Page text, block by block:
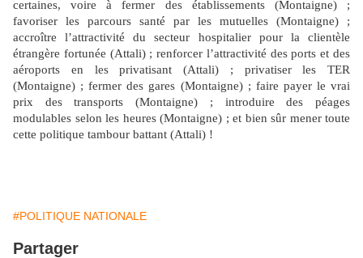
certaines, voire à fermer des établissements (Montaigne) ;
favoriser les parcours santé par les mutuelles (Montaigne) ;
accroître l’attractivité du secteur hospitalier pour la clientèle
étrangère fortunée (Attali) ; renforcer l’attractivité des ports et des
aéroports en les privatisant (Attali) ; privatiser les TER
(Montaigne) ; fermer des gares (Montaigne) ; faire payer le vrai
prix des transports (Montaigne) ; introduire des péages
modulables selon les heures (Montaigne) ; et bien sûr mener toute
cette politique tambour battant (Attali) !
#POLITIQUE NATIONALE
Partager